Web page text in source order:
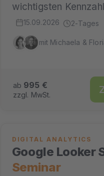
wichtigsten
15.09.2026 2-Tages
mit Michaela &
ab 995 €
zzgl. MwSt.
DIGITAL ANALYTICS
Google Looker
Seminar